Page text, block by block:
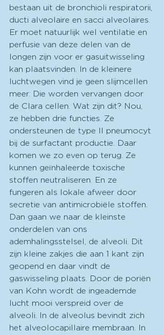
bestaan uit de bronchioli respiratorii,
ducti alveolaire en sacci alveolaires.
Er moet natuurlijk wel ventilatie en
perfusie van deze delen van de
longen zijn voor er gasuitwisseling
kan plaatsvinden. In de kleinere
luchtwegen vind je geen slijmcellen
meer. Die worden vervangen door
de Clara cellen. Wat zijn dit? Nou,
ze hebben drie functies. Ze
ondersteunen de type II pneumocyt
bij de surfactant productie. Daar
komen we zo even op terug. Ze
kunnen geïnhaleerde toxische
stoffen neutraliseren. En ze
fungeren als lokale afweer door
secretie van antimicrobiële stoffen.
Dan gaan we naar de kleinste
onderdelen van ons
ademhalingsstelsel, de alveoli. Dit
zijn kleine zakjes die aan 1 kant zijn
geopend en daar vindt de
gaswisseling plaats. Door de poriën
van Kohn wordt de ingeademde
lucht mooi verspreid over de
alveoli. In de alveolus bevindt zich
het alveolocapillaire membraan. In